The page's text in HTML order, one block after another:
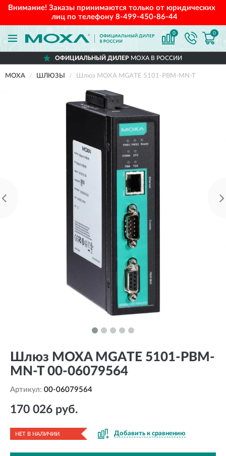
Внимание! Заказы принимаются только от юридических
лиц по телефону 8-499-450-86-44
0 0
ОФИЦИАЛЬНЫЙ ДИЛЕРMOXA В РОССИИ
MOXA ШЛЮЗЫ Шлюз MOXA MGATE 5101-PBM-MN-T
Шлюз MOXA MGATE 5101-PBM-
MN-T 00-06079564
Артикул: 00-06079564
170 026 руб.
НЕТ В НАЛИЧИИ Добавить к сравнению